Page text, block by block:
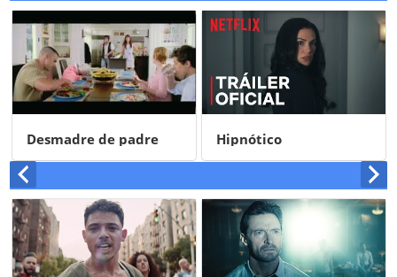
Desmadre de padre Hipnótico